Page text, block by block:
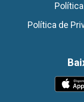
Política de